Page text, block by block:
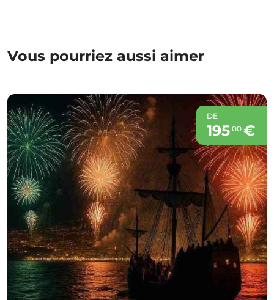
Vous pourriez aussi aimer
DE
195 00€